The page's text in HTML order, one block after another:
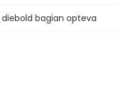
diebold bagian opteva